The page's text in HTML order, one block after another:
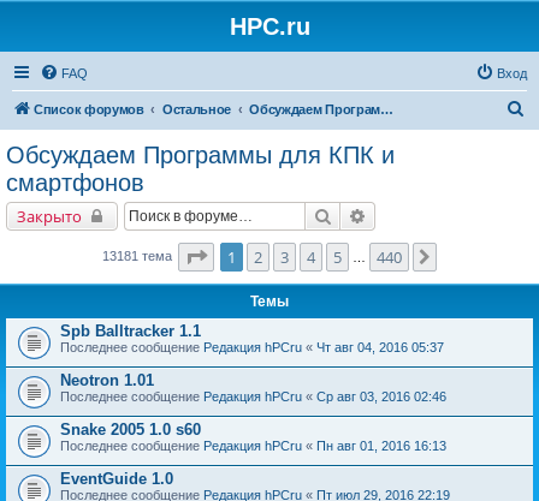
HPC.ru
FAQ Вход
Список форумов Остальное Обсуждаем Программы для КПК и смартфонов
Обсуждаем Программы для КПК и
смартфонов
Закрыто Поиск
13181 тема Страница1 из 440
1 2 3 4 5 440
Темы
Spb Balltracker 1.1
Последнее сообщение Редакция hPCru « Чт авг 04, 2016 05:37
Neotron 1.01
Последнее сообщение Редакция hPCru « Ср авг 03, 2016 02:46
Snake 2005 1.0 s60
Последнее сообщение Редакция hPCru « Пн авг 01, 2016 16:13
EventGuide 1.0
Последнее сообщение Редакция hPCru « Пт июл 29, 2016 22:19